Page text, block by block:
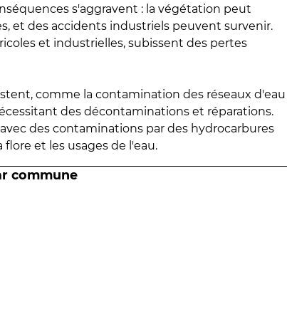
s'aggravent : la végétation peut
et des accidents industriels peuvent survenir.
et industrielles, subissent des pertes
comme la contamination des réseaux d'eau
des décontaminations et réparations.
des contaminations par des hydrocarbures
et les usages de l'eau.
commune